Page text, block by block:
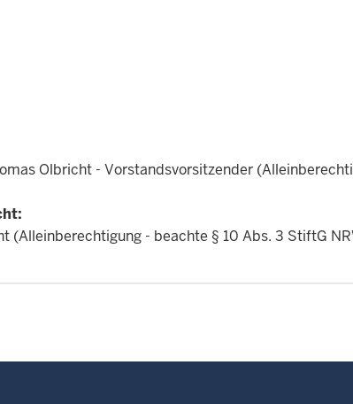
Olbricht - Vorstandsvorsitzender
(Alleinberechtigung - beachte § 10 Abs. 3 StiftG